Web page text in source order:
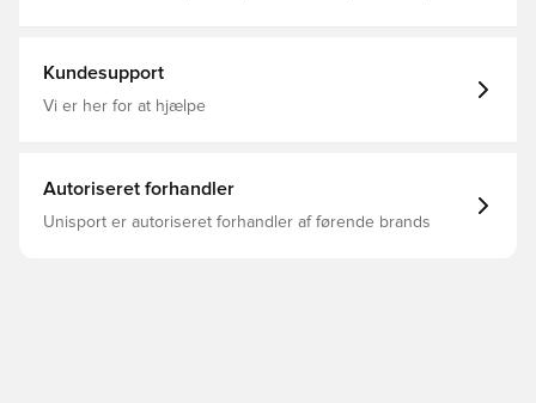
Kundesupport
Vi er her for at hjælpe
Autoriseret forhandler
Unisport er autoriseret forhandler af førende brands